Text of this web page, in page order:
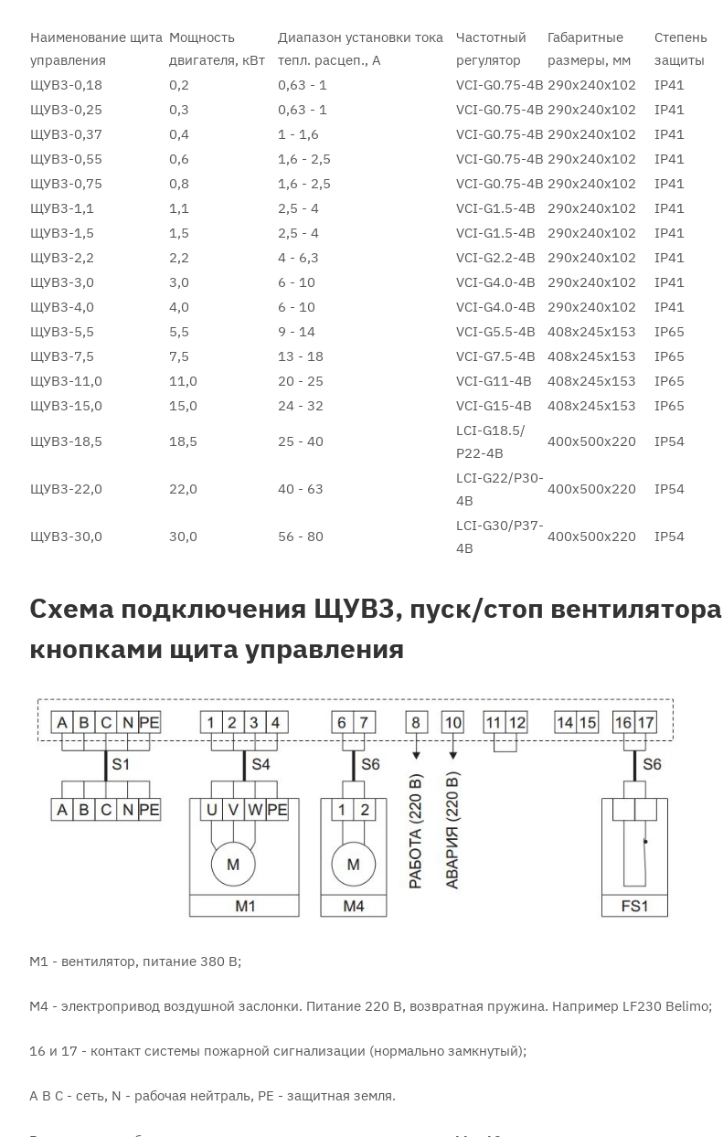
Наименование щита
управления
Мощность
двигателя, кВт
Диапазон установки тока
тепл. расцеп., A
Частотный
регулятор
Габаритные
размеры, мм
Степень
защиты
ЩУВ3-0,18
0,2 0,63 - 1 VCI-G0.75-4B 290х240х102 IP41
ЩУВ3-0,25
0,3 0,63 - 1 VCI-G0.75-4B 290х240х102 IP41
ЩУВ3-0,37
0,4 1 - 1,6 VCI-G0.75-4B 290х240х102 IP41
ЩУВ3-0,55
0,6 1,6 - 2,5 VCI-G0.75-4B 290х240х102 IP41
ЩУВ3-0,75
0,8 1,6 - 2,5 VCI-G0.75-4B 290х240х102 IP41
ЩУВ3-1,1
1,1 2,5 - 4 VCI-G1.5-4B 290х240х102 IP41
ЩУВ3-1,5
1,5 2,5 - 4 VCI-G1.5-4B 290х240х102 IP41
ЩУВ3-2,2
2,2 4 - 6,3 VCI-G2.2-4B 290х240х102 IP41
ЩУВ3-3,0
3,0 6 - 10 VCI-G4.0-4B 290х240х102 IP41
ЩУВ3-4,0
4,0 6 - 10 VCI-G4.0-4B 290х240х102 IP41
ЩУВ3-5,5
5,5 9 - 14 VCI-G5.5-4B 408х245х153 IP65
ЩУВ3-7,5
7,5 13 - 18 VCI-G7.5-4B 408х245х153 IP65
ЩУВ3-11,0
11,0 20 - 25 VCI-G11-4B 408х245х153 IP65
ЩУВ3-15,0
15,0 24 - 32 VCI-G15-4B 408х245х153 IP65
ЩУВ3-18,5 18,5 25 - 40
LCI-G18.5/
Р22-4B
400х500х220 IP54
ЩУВ3-22,0 22,0 40 - 63
LCI-G22/Р30-
4B
400х500х220 IP54
ЩУВ3-30,0 30,0 56 - 80
LCI-G30/Р37-
4B
400х500х220 IP54
Схема подключения ЩУВ3, пуск/стоп вентилятора
кнопками щита управления
М1 - вентилятор, питание 380 В;
М4 - электропривод воздушной заслонки. Питание 220 В, возвратная пружина. Например LF230 Belimo;
16 и 17 - контакт системы пожарной сигнализации (нормально замкнутый);
А В С - сеть, N - рабочая нейтраль, PE - защитная земля.